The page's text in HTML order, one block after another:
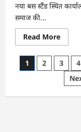
नया बस स्टैंड स्थित
समाज की...
Read MoreRead
more
:
समूह
Posts
1 2 3 4